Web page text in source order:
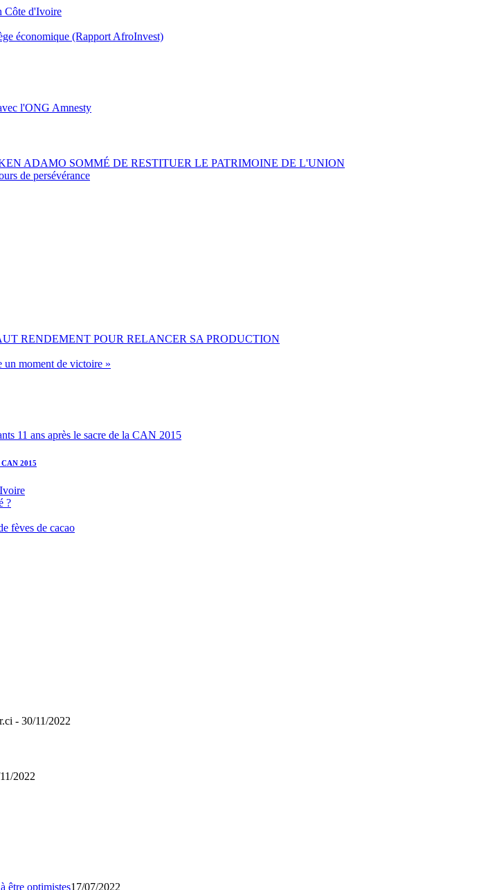
Côte d'Ivoire
économique (Rapport AfroInvest)
ADAMO SOMMÉ DE RESTITUER LE PATRIMOINE DE L'UNION
de persévérance
RENDEMENT POUR RELANCER SA PRODUCTION
un moment de victoire »
CAN 2015
?
fèves de cacao
- 30/11/2022
2022
17/07/2022